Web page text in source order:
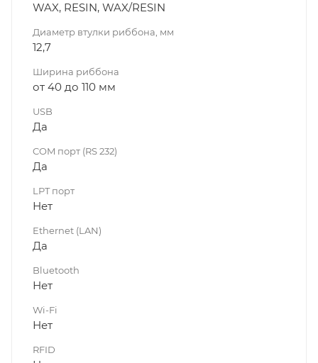
WAX, RESIN, WAX/RESIN
Диаметр втулки риббона, мм
12,7
Ширина риббона
от 40 до 110 мм
USB
Да
COM порт (RS 232)
Да
LPT порт
Нет
Ethernet (LAN)
Да
Bluetooth
Нет
Wi-Fi
Нет
RFID